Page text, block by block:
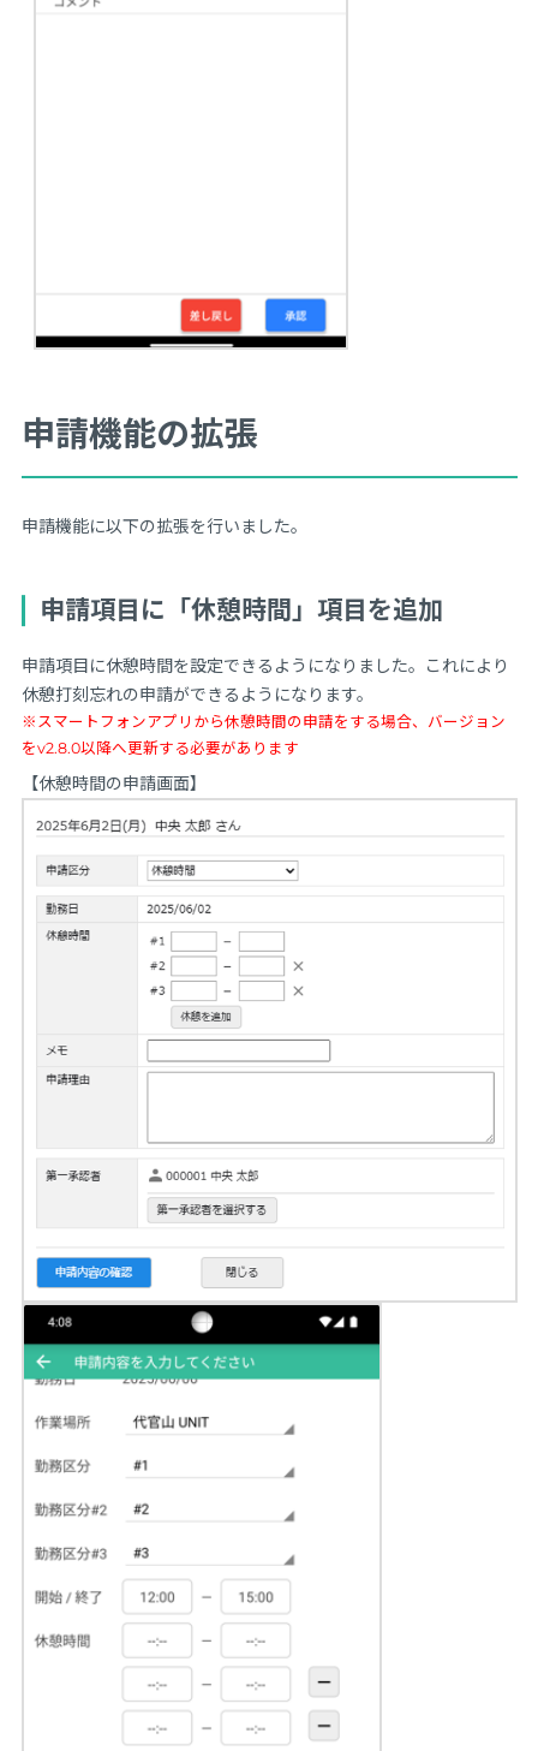
申請機能の拡張
申請機能に以下の拡張を行いました。
申請項目に「休憩時間」項目を追加
申請項目に休憩時間を設定できるようになりました。これにより
休憩打刻忘れの申請ができるようになります。
※スマートフォンアプリから休憩時間の申請をする場合、バージョン
をv2.8.0以降へ更新する必要があります
【休憩時間の申請画面】